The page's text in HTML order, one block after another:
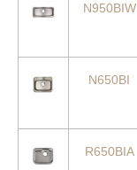
N950BIW
N650BI
R650BIA